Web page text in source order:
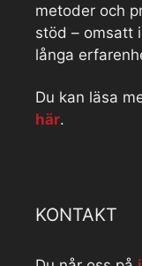
metoder och
stöd – omsatt
långa
Du kan läsa
här.
KONTAKT